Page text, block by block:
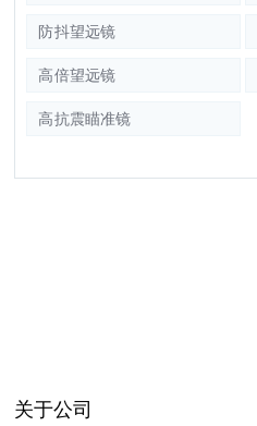
防抖望远镜
高倍望远镜
高抗震瞄准镜
关于公司